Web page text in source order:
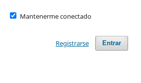
Mantenerme conectado
Entrar
Registrarse